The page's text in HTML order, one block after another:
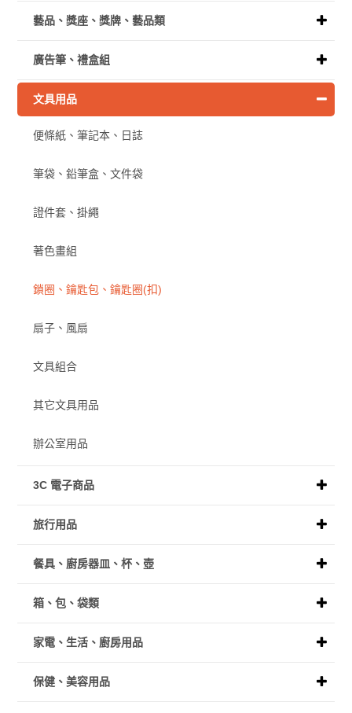
藝品、獎座、獎牌、藝品類
廣告筆、禮盒組
文具用品
便條紙、筆記本、日誌
筆袋、鉛筆盒、文件袋
證件套、掛繩
著色畫組
鎖圈、鑰匙包、鑰匙圈(扣)
扇子、風扇
文具組合
其它文具用品
辦公室用品
3C 電子商品
旅行用品
餐具、廚房器皿、杯、壺
箱、包、袋類
家電、生活、廚房用品
保健、美容用品